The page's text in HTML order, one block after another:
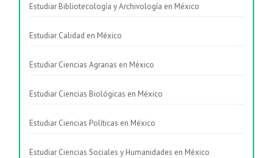
Estudiar Bibliotecología y Archivología en México
Estudiar Calidad en México
Estudiar Ciencias Agrarias en México
Estudiar Ciencias Biológicas en México
Estudiar Ciencias Políticas en México
Estudiar Ciencias Sociales y Humanidades en México